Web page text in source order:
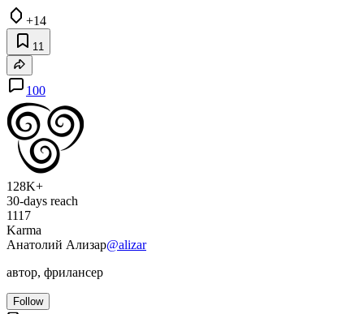
+14
11
100
128K+
30-days reach
1117
Karma
Анатолий Ализар@alizar
автор, фрилансер
Follow